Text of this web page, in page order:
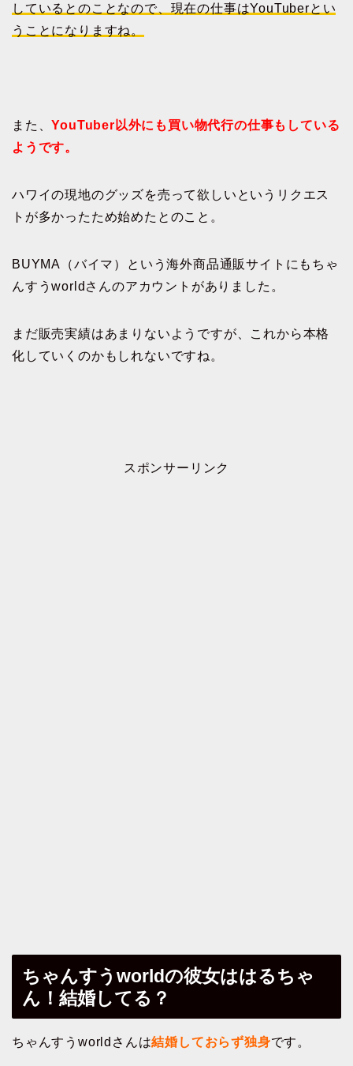
しているとのことなので、現在の仕事はYouTuberとい
うことになりますね。
また、YouTuber以外にも買い物代行の仕事もしている
ようです。
ハワイの現地のグッズを売って欲しいというリクエス
トが多かったため始めたとのこと。
BUYMA（バイマ）という海外商品通販サイトにもちゃ
んすうworldさんのアカウントがありました。
まだ販売実績はあまりないようですが、これから本格
化していくのかもしれないですね。
スポンサーリンク
ちゃんすうworldの彼女ははるちゃ
ん！結婚してる？
ちゃんすうworldさんは結婚しておらず独身です。